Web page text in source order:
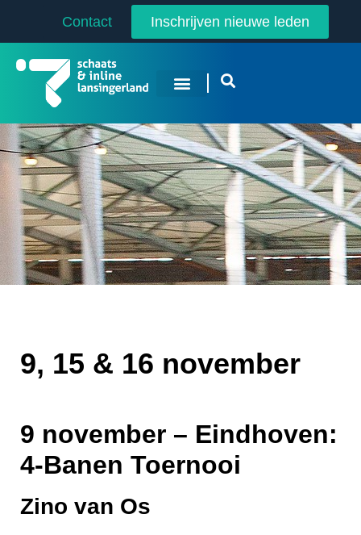
Inschrijven nieuwe leden
Contact
9, 15 & 16 november
9 november – Eindhoven:
4-Banen Toernooi
Zino van Os